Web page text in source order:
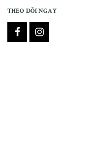
THEO DÕI NGAY